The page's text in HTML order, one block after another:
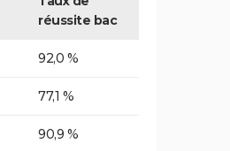
réussite bac
92,0 %
77,1 %
90,9 %